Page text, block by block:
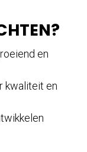
en
kwaliteit en